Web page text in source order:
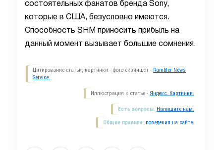
состоятельных фанатов бренда Sony,
которые в США, безусловно имеются.
Способность SHM приносить прибыль на
данный момент вызывает большие сомнения.
Цитирование статьи, картинки - фото скриншот - Rambler News
Service.
Иллюстрация к статье - Яндекс. Картинки.
Есть вопросы. Напишите нам.
Общие правила поведения на сайте.